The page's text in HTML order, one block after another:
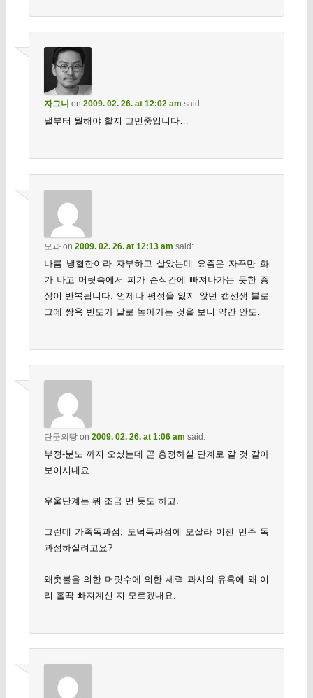
자그니 on 2009. 02. 26. at 12:02 am said:
낼부터 뭘해야 할지 고민중입니다…
모과on 2009. 02. 26. at 12:13 am said:
나름 냉혈한이라 자부하고 살았는데 요즘은 자꾸만 화
가 나고 머릿속에서 피가 순식간에 빠져나가는 듯한 증
상이 반복됩니다. 언제나 평정을 잃지 않던 캡선생 블로
그에 쌍욕 빈도가 날로 높아가는 것을 보니 약간 안도.
단군의땅on 2009. 02. 26. at 1:06 am said:
부정-분노 까지 오셨는데 곧 흥정하실 단계로 갈 것 같아
보이시내요.
우울단계는 뭐 조금 먼 듯도 하고.
그런데 가족독과점, 도덕독과점에 모잘라 이젠 민주 독
과점하실려고요?
왜촛불을 의한 머릿수에 의한 세력 과시의 유혹에 왜 이
리 홀딱 빠져계신 지 모르겠내요.